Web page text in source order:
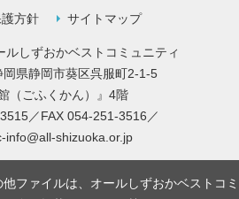
方針 サイトマップ
ルしずおかベストコミュニティ
県静岡市葵区呉服町2-1-5
（ごふくかん）』4階
／FAX 054-251-3516／
info@all-shizuoka.or.jp
ファイルは、オールしずおかベストコミ